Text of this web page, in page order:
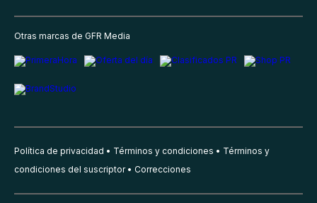
Otras marcas de GFR Media
Política de privacidad Términos y condiciones
Términos y
condiciones del suscriptor
Correcciones